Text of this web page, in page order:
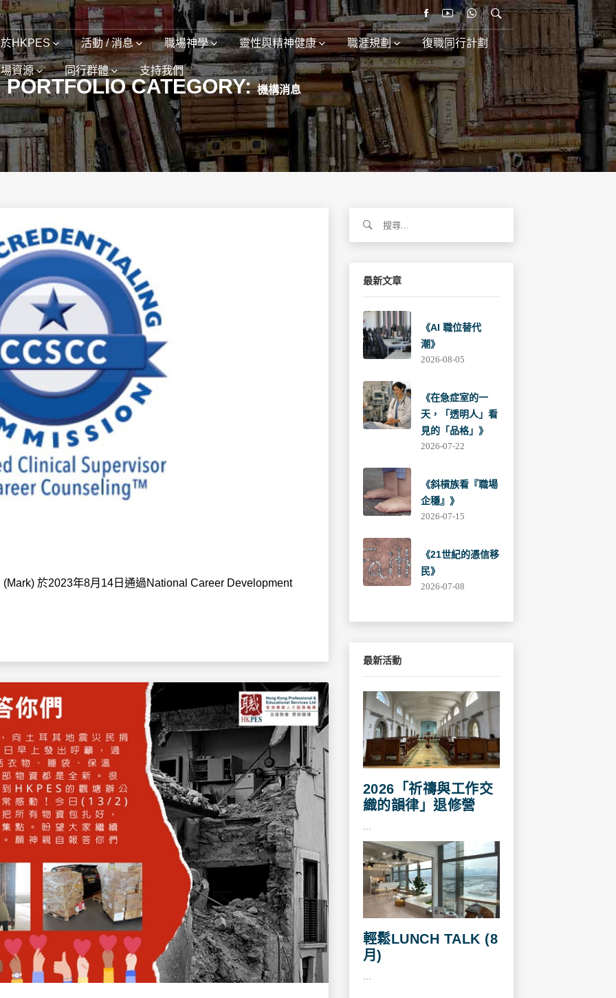
HKPES 活動 / 消息 職場神學 靈性與精神健康 職涯規劃 復職同行計劃
資源 同行群體 支持我們
PORTFOLIO CATEGORY:機構消息
於2023年8月14日通過National Career Development
關
最新文章
《AI 職位替代
潮》
2026-08-05
《在急症室的一
天，「透明人」看
見的「品格」》
2026-07-22
《斜槓族看『職場
企穩』》
2026-07-15
《21世紀的憑信移
民》
2026-07-08
最新活動
2026「祈禱與工作交
織的韻律」退修營
輕鬆LUNCH TALK (8
月)